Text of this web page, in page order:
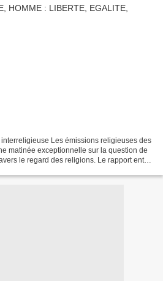
Les émissions religieuses des
matinée exceptionnelle sur la question de
le regard des religions. Le rapport entre